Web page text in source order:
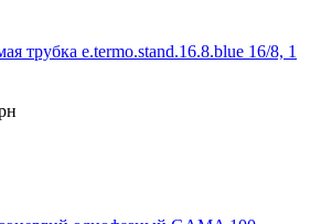
(Корея)
трубка e.termo.stand.16.8.blue 16/8, 1